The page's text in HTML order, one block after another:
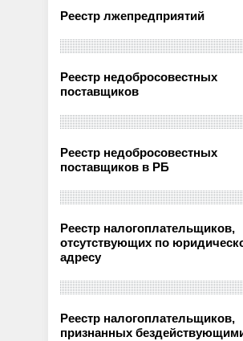
Реестр лжепредприятий
Реестр недобросовестных
поставщиков
Реестр недобросовестных
поставщиков в РБ
Реестр налогоплательщиков,
отсутствующих по
адресу
Реестр налогоплательщиков,
признанных